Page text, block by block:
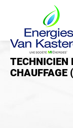
TECHNICIEN